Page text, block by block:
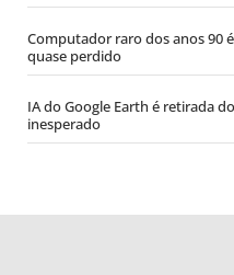
Computador raro dos anos 90
quase perdido
IA do Google Earth é retirada
inesperado